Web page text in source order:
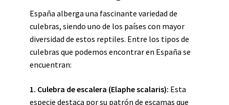
España alberga una fascinante variedad de
culebras, siendo uno de los países con mayor
diversidad de estos reptiles. Entre los tipos de
culebras que podemos encontrar en España se
encuentran:
1. Culebra de escalera (Elaphe scalaris): Esta
especie destaca por su patrón de escamas que